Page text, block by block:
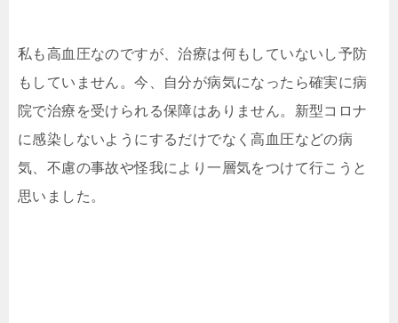
私も高血圧なのですが、治療は何もしていないし予防
もしていません。今、自分が病気になったら確実に病
院で治療を受けられる保障はありません。新型コロナ
に感染しないようにするだけでなく高血圧などの病
気、不慮の事故や怪我により一層気をつけて行こうと
思いました。